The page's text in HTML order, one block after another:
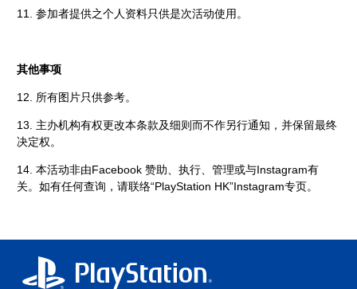
11. 参加者提供之个人资料只供是次活动使用。
其他事项
12. 所有图片只供参考。
13. 主办机构有权更改本条款及细则而不作另行通知，并保留最终
决定权。
14. 本活动非由Facebook 赞助、执行、管理或与Instagram有
关。如有任何查询，请联络“PlayStation HK”Instagram专页。